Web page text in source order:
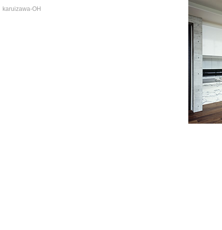
karuizawa-OH